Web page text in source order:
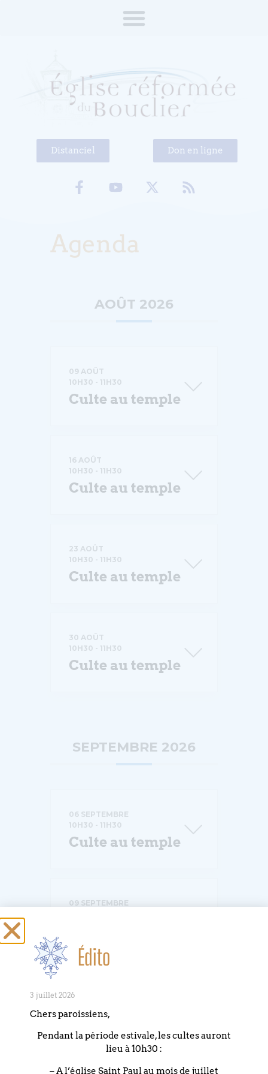
Distanciel Don en ligne
Agenda
AOÛT 2026
09 AOÛT
10H30 - 11H30
Culte au temple
16 AOÛT
10H30 - 11H30
Culte au temple
23 AOÛT
10H30 - 11H30
Culte au temple
30 AOÛT
10H30 - 11H30
Culte au temple
SEPTEMBRE 2026
06 SEPTEMBRE
10H30 - 11H30
Culte au temple
09 SEPTEMBRE
catéchismes
13H00-20H00
Rencontre
dimanche en
Fête
Édito
3 juillet 2026
Chers paroissiens,
Pendant la période estivale, les cultes auront
lieu à 10h30 :
– A l’église Saint Paul au mois de juillet